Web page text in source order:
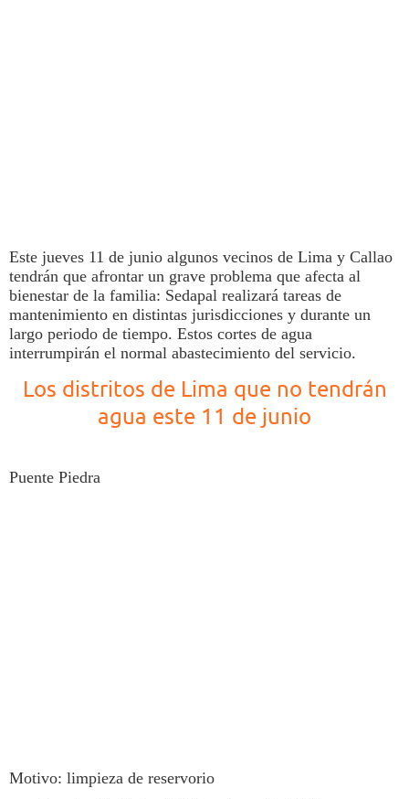
Este jueves 11 de junio algunos vecinos de Lima y Callao
tendrán que afrontar un grave problema que afecta al
bienestar de la familia: Sedapal realizará tareas de
mantenimiento en distintas jurisdicciones y durante un
largo periodo de tiempo. Estos cortes de agua
interrumpirán el normal abastecimiento del servicio.
Los distritos de Lima que no tendrán
agua este 11 de junio
Puente Piedra
Motivo: limpieza de reservorio